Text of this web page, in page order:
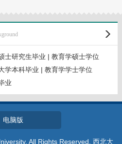
士研究生毕业 | 教育学硕士学位
学本科毕业 | 教育学学士学位
业
电脑版
All Rights Reserved. 西北大